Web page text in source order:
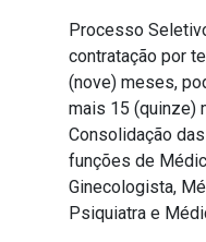
Processo
contratação por
(nove) meses,
mais 15 (quinze)
Consolidação
funções de
Ginecologista,
Psiquiatra e